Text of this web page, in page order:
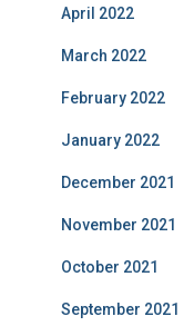
April 2022
March 2022
February 2022
January 2022
December 2021
November 2021
October 2021
September 2021